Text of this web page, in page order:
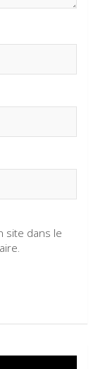
site dans le